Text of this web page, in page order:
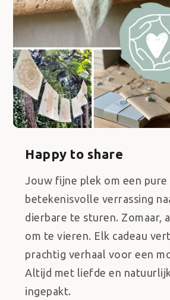
Happy to share
Jouw fijne plek om een pure
betekenisvolle verrassing
dierbare te sturen. Zomaar,
om te vieren. Elk cadeau
prachtig verhaal voor een
Altijd met liefde en
ingepakt.